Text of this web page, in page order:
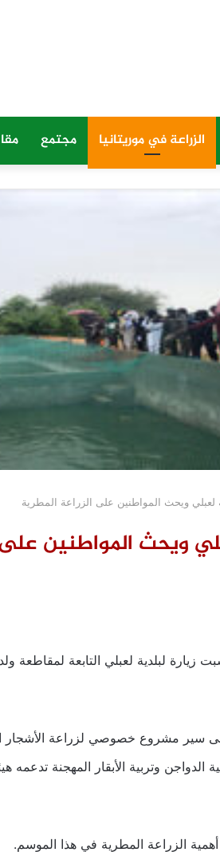
الزراعة في موريتانيا مجتمع
لعبلي ويحث المواطنين على الزراعة المطرية
ويحث المواطنين على
لبلدية لعبلي التابعة لمقاطعة
على سير مشروع خصوصي لزراعة الأشجار
وتربية الأبقار المهجنة تدعمه
الزراعة المطرية في هذا الموسم.